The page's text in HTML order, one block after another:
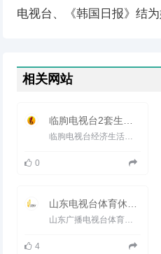
电视台、《韩国日报》结为
相关网站
0
4